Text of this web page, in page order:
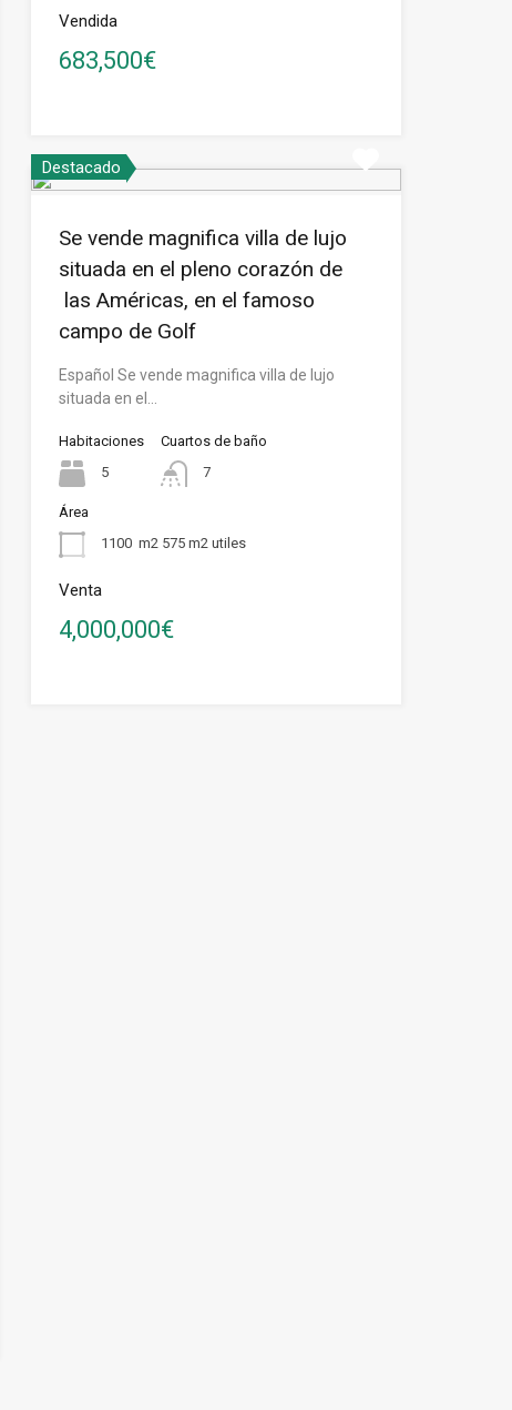
Vendida
683,500€
Destacado
Se vende magnifica villa de lujo
situada en el pleno corazón de
las Américas, en el famoso
campo de Golf
Español Se vende magnifica villa de lujo
situada en el…
Habitaciones
5
Cuartos de baño
7
Área
1100 m2 575 m2 utiles
Venta
4,000,000€